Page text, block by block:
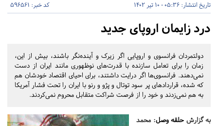
تاریخ انتشار: 05:36 - 10 تیر 1402 کد خبر: 596561
درد زایمان اروپای جدید
دولتمردان فرانسوی و اروپایی اگر زیرک و آینده‌نگر باشند، بیش از این،
زمان را برای تعامل سازنده با قدرت‌های نوظهوری مانند ایران از دست
نمی‌دهند. فرانسوی‌ها اگر درایت داشتند، برای احیای اقتصاد خودشان هم
که شده، قراردادهای پر سود توتال و پژو و رنو با ایران را تحت فشار آمریکا
به هم نمی‌زدند و خود را از فرصت شراکت متقابل محروم نمی‌کردند.
به گزارش حلقه وصل: محمد